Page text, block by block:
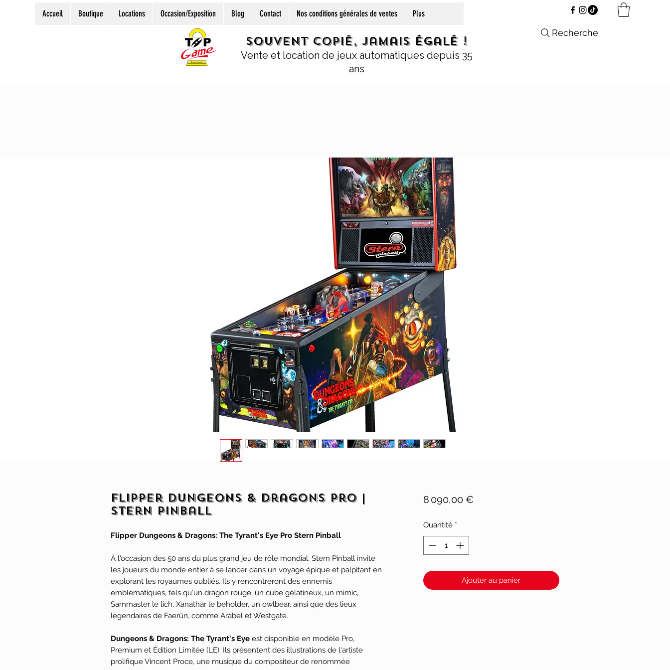
Accueil Boutique Locations Occasion/Exposition Blog Contact Nos conditions générales de ventes Plus
Souvent copié, jamais égalé !
Vente et location de jeux automatiques depuis 35
ans
Recherche
Flipper Dungeons & Dragons Pro |
Stern Pinball
Flipper Dungeons & Dragons: The Tyrant's Eye Pro Stern Pinball
À l'occasion des 50 ans du plus grand jeu de rôle mondial, Stern Pinball invite
les joueurs du monde entier à se lancer dans un voyage épique et palpitant en
explorant les royaumes oubliés. Ils y rencontreront des ennemis
emblématiques, tels qu'un dragon rouge, un cube gélatineux, un mimic,
Sammaster le lich, Xanathar le beholder, un owlbear, ainsi que des lieux
légendaires de Faerûn, comme Arabel et Westgate.
Dungeons & Dragons: The Tyrant's Eye est disponible en modèle Pro,
Premium et Édition Limitée (LE). Ils présentent des illustrations de l'artiste
prolifique Vincent Proce, une musique du compositeur de renommée
8 090,00 €Prix
Quantité *
Ajouter au panier